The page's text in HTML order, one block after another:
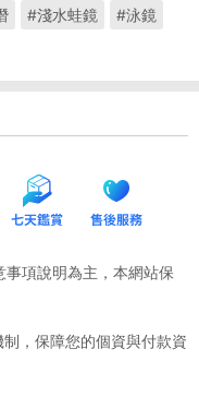
#淺水蛙鏡
#泳鏡
項說明為主，本網站保
，保障您的個資與付款資